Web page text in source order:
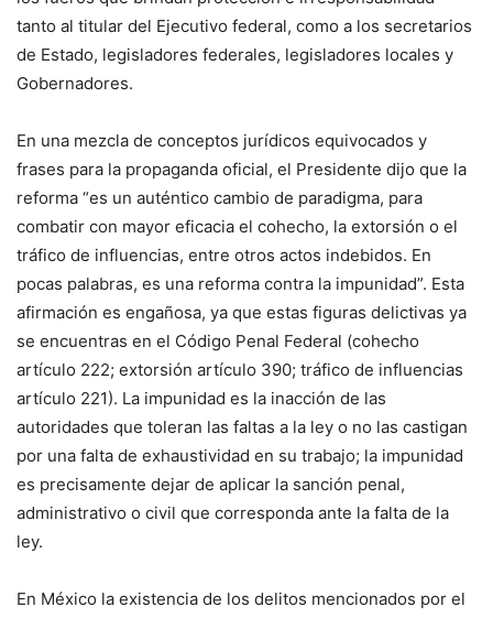
tanto al titular del Ejecutivo federal, como a los secretarios
de Estado, legisladores federales, legisladores locales y
Gobernadores.
En una mezcla de conceptos jurídicos equivocados y
frases para la propaganda oficial, el Presidente dijo que la
reforma “es un auténtico cambio de paradigma, para
combatir con mayor eficacia el cohecho, la extorsión o el
tráfico de influencias, entre otros actos indebidos. En
pocas palabras, es una reforma contra la impunidad”. Esta
afirmación es engañosa, ya que estas figuras delictivas ya
se encuentras en el Código Penal Federal (cohecho
artículo 222; extorsión artículo 390; tráfico de influencias
artículo 221). La impunidad es la inacción de las
autoridades que toleran las faltas a la ley o no las castigan
por una falta de exhaustividad en su trabajo; la impunidad
es precisamente dejar de aplicar la sanción penal,
administrativo o civil que corresponda ante la falta de la
ley.
En México la existencia de los delitos mencionados por el